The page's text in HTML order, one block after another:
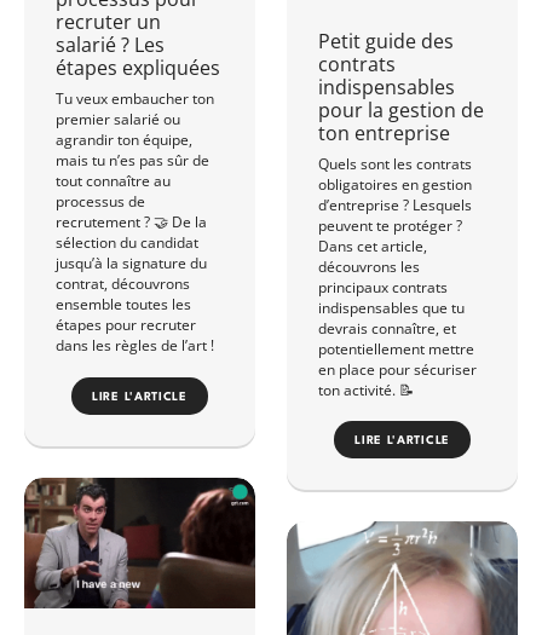
recruter un
salarié ? Les
étapes expliquées
Tu veux embaucher ton
premier salarié ou
agrandir ton équipe,
mais tu n’es pas sûr de
tout connaître au
processus de
recrutement ? 🤝 De la
sélection du candidat
jusqu’à la signature du
contrat, découvrons
ensemble toutes les
étapes pour recruter
dans les règles de l’art !
LIRE L'ARTICLE
Petit guide des
contrats
indispensables
pour la gestion de
ton entreprise
Quels sont les contrats
obligatoires en gestion
d’entreprise ? Lesquels
peuvent te protéger ?
Dans cet article,
découvrons les
principaux contrats
indispensables que tu
devrais connaître, et
potentiellement mettre
en place pour sécuriser
ton activité. 📝
LIRE L'ARTICLE